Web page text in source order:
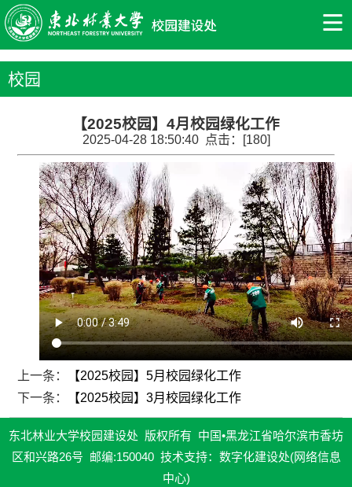
校园
【2025校园】4月校园绿化工作
2025-04-28 18:50:40 点击：[180]
上一条：
【2025校园】5月校园绿化工作
下一条：
【2025校园】3月校园绿化工作
东北林业大学校园建设处 版权所有 中国•黑龙江省哈尔滨市香坊
区和兴路26号 邮编:150040 技术支持：数字化建设处(网络信息
中心)